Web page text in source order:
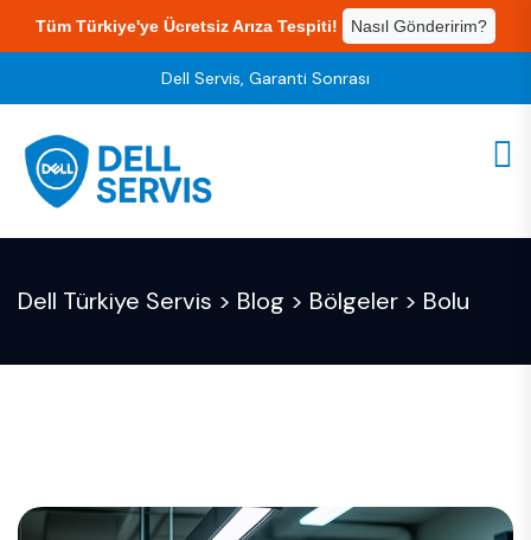
Tüm Türkiye'ye Ücretsiz Arıza Tespiti! Nasıl Gönderirim?
Dell Servis, Garanti Sonrası
Dell Türkiye Servis > Blog > Bölgeler > Bolu